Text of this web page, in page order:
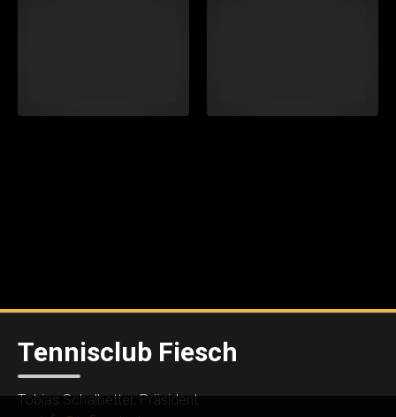
Tennisclub Fiesch
Tobias Schalbetter, Präsident